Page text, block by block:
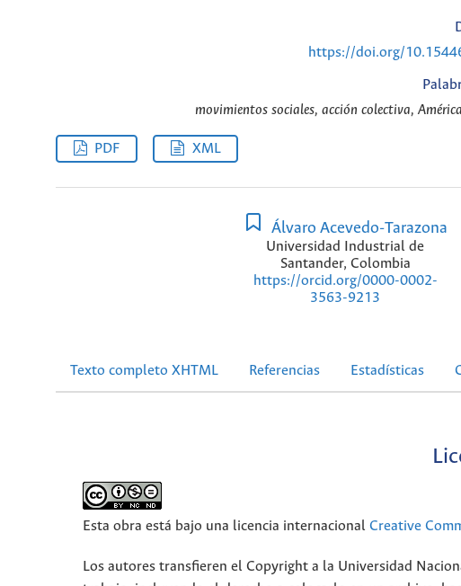
https://doi.org/
movimientos sociales, acción colectiva,
PDF XML
Álvaro Acevedo-Tarazona
Universidad Industrial de
Santander, Colombia
https://orcid.org/0000-0002-
3563-9213
Texto completo XHTML Referencias Estadísticas
Esta obra está bajo una licencia internacional Creative
Los autores transfieren el Copyright a la Universidad